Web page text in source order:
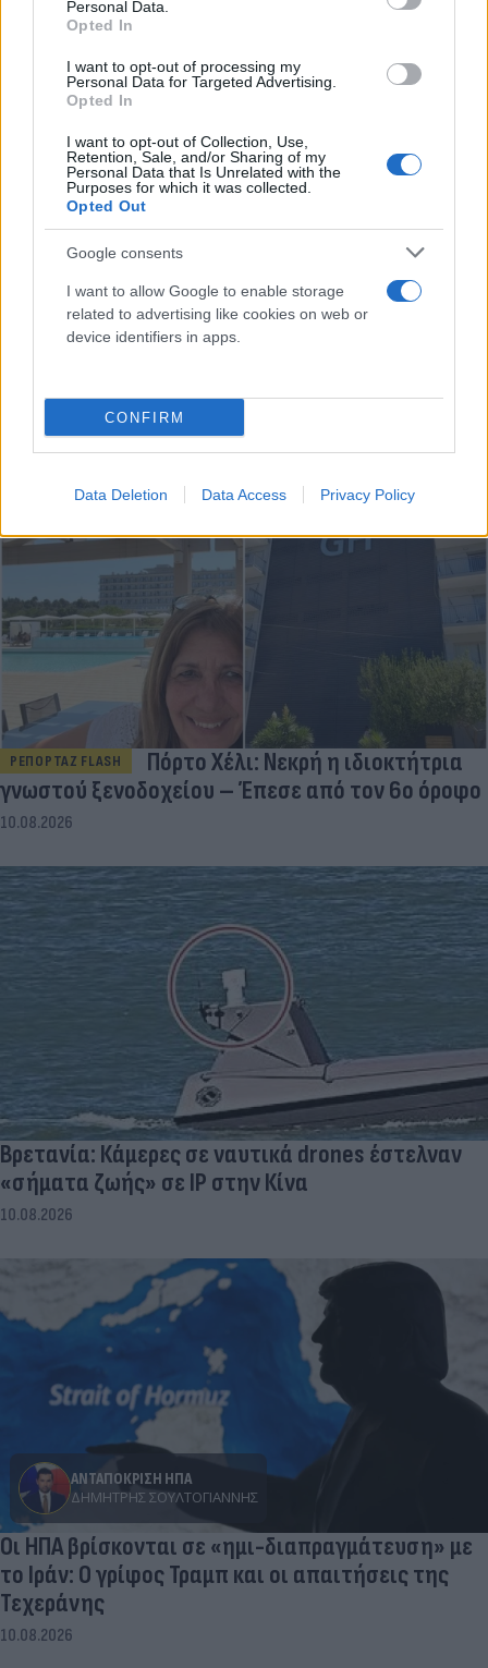
Personal Data.
Opted In
I want to opt-out of processing my
Personal Data for Targeted Advertising.
Opted In
I want to opt-out of Collection, Use,
Retention, Sale, and/or Sharing of my
Personal Data that Is Unrelated with the
Purposes for which it was collected.
Opted Out
Google consents
I want to allow Google to enable storage
related to advertising like cookies on web or
device identifiers in apps.
CONFIRM
Data Deletion Data Access Privacy Policy
Συγκλονιστικό βίντεο στον Κουβαρά:
Αστυνομικοί απομακρύνουν ηλικιωμένη από
τη φωτιά
ΡΕΠΟΡΤΑΖ FLASH
Πόρτο Χέλι: Νεκρή η ιδιοκτήτρια
γνωστού ξενοδοχείου – Έπεσε από τον 6ο όροφο
10.08.2026
Βρετανία: Κάμερες σε ναυτικά drones έστελναν
«σήματα ζωής» σε IP στην Κίνα
10.08.2026
ΑΝΤΑΠΟΚΡΙΣΗ ΗΠΑ
ΔΗΜΉΤΡΗΣ ΣΟΥΛΤΟΓΙΆΝΝΗΣ
Οι ΗΠΑ βρίσκονται σε «ημι-διαπραγμάτευση» με
το Ιράν: Ο γρίφος Τραμπ και οι απαιτήσεις της
Τεχεράνης
10.08.2026